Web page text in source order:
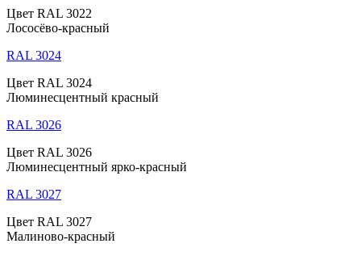
Цвет RAL 3022
Лососёво-красный
RAL 3024
Цвет RAL 3024
Люминесцентный красный
RAL 3026
Цвет RAL 3026
Люминесцентный ярко-красный
RAL 3027
Цвет RAL 3027
Малиново-красный